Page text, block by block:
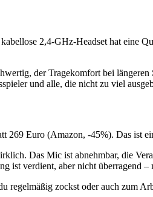
2,4-GHz-Headset hat eine
der Tragekomfort bei
und alle, die nicht zu viel
Euro (Amazon, -45%). Das ist
Das Mic ist abnehmbar, die
verdient, aber nicht überragend –
zockst oder auch zum